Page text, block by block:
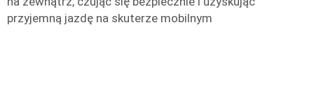
przyjemną jazdę na skuterze mobilnym